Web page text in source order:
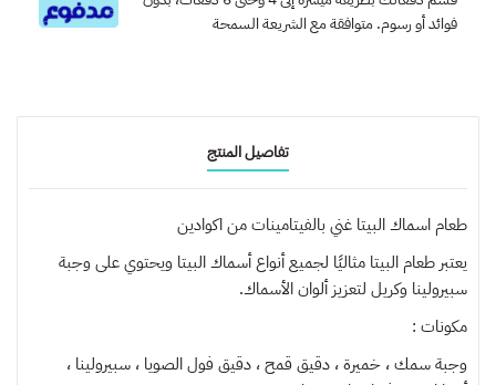
فوائد أو رسوم. متوافقة مع الشريعة السمحة
تفاصيل المنتج
طعام اسماك البيتا غني بالفيتامينات من اكوادين
يعتبر طعام البيتا مثاليًا لجميع أنواع أسماك البيتا ويحتوي على وجبة
سبيرولينا وكريل لتعزيز ألوان الأسماك.
مكونات :
وجبة سمك ، خميرة ، دقيق قمح ، دقيق فول الصويا ، سبيرولينا ،